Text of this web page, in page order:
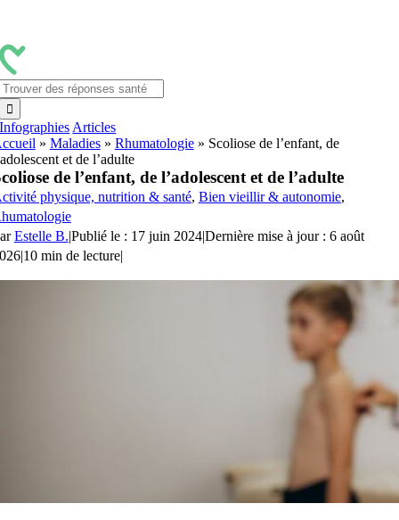
contenu
Infographies Articles
» Maladies» Rhumatologie» Scoliose de l’enfant, de
et de l’adulte
de l’enfant, de l’adolescent et de l’adulte
physique, nutrition & santé, Bien vieillir & autonomie,
Estelle B.|Publié le : 17 juin 2024|Dernière mise à jour : 6 août
|10 min de lecture|